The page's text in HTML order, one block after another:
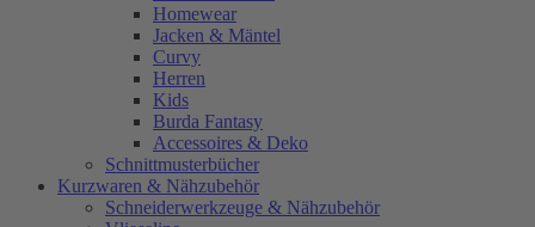
Homewear
Jacken & Mäntel
Curvy
Herren
Kids
Burda Fantasy
Accessoires & Deko
Schnittmusterbücher
Kurzwaren & Nähzubehör
Schneiderwerkzeuge & Nähzubehör